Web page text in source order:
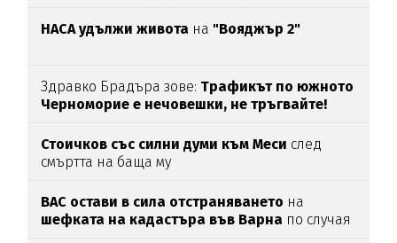
НАСА удължи живота на "Вояджър 2"
Здравко Брадъра зове: Трафикът по южното
Черноморие е нечовешки, не тръгвайте!
Стоичков със силни думи към Меси след
смъртта на баща му
ВАС остави в сила отстраняването на
шефката на кадастъра във Варна по случая